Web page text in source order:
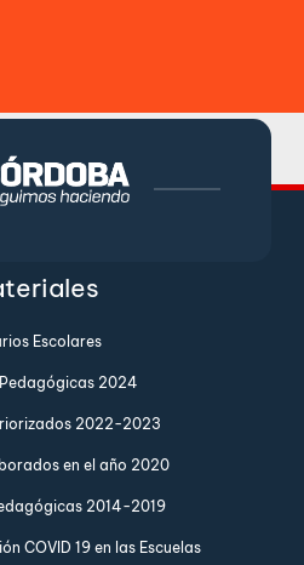
Escolares
2024
2022-2023
en el año 2020
2014-2019
COVID 19 en las Escuelas